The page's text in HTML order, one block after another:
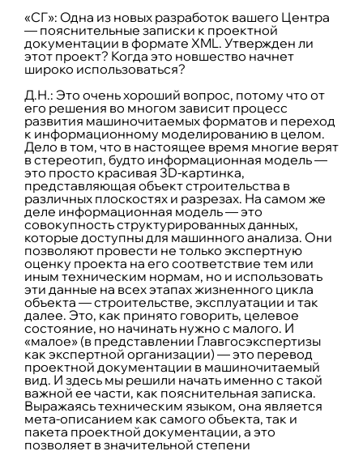
«СГ»: Одна из новых разработок вашего Центра
— пояснительные записки к проектной
документации в формате XML. Утвержден ли
этот проект? Когда это новшество начнет
широко использоваться?
Д.Н.: Это очень хороший вопрос, потому что от
его решения во многом зависит процесс
развития машиночитаемых форматов и переход
к информационному моделированию в целом.
Дело в том, что в настоящее время многие верят
в стереотип, будто информационная модель —
это просто красивая 3D-картинка,
представляющая объект строительства в
различных плоскостях и разрезах. На самом же
деле информационная модель — это
совокупность структурированных данных,
которые доступны для машинного анализа. Они
позволяют провести не только экспертную
оценку проекта на его соответствие тем или
иным техническим нормам, но и использовать
эти данные на всех этапах жизненного цикла
объекта — строительстве, эксплуатации и так
далее. Это, как принято говорить, целевое
состояние, но начинать нужно с малого. И
«малое» (в представлении Главгосэкспертизы
как экспертной организации) — это перевод
проектной документации в машиночитаемый
вид. И здесь мы решили начать именно с такой
важной ее части, как пояснительная записка.
Выражаясь техническим языком, она является
мета-описанием как самого объекта, так и
пакета проектной документации, а это
позволяет в значительной степени